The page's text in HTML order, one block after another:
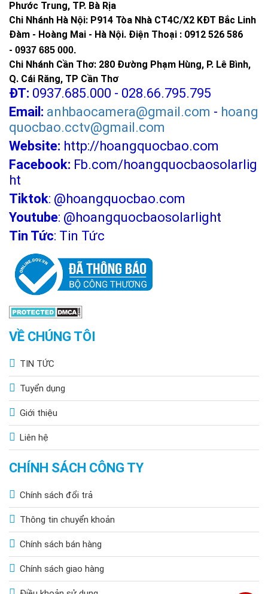
Phước Trung, TP. Bà Rịa
Chi Nhánh Hà Nội: P914 Tòa Nhà CT4C/X2 KĐT Bắc Linh
Đàm - Hoàng Mai - Hà Nội. Điện Thoại : 0912 526 586
- 0937 685 000.
Chi Nhánh Cần Thơ: 280 Đường Phạm Hùng, P. Lê Bình,
Q. Cái Răng, TP Cần Thơ
ĐT: 0937.685.000 - 028.66.795.795
Email: anhbaocamera@gmail.com - hoang
quocbao.cctv@gmail.com
Website: http://hoangquocbao.com
Facebook: Fb.com/hoangquocbaosolarlig
ht
Tiktok: @hoangquocbao.com
Youtube: @hoangquocbaosolarlight
Tin Tức: Tin Tức
VỀ CHÚNG TÔI
TIN TỨC
Tuyển dụng
Giới thiệu
Liên hệ
CHÍNH SÁCH CÔNG TY
Chính sách đổi trả
Thông tin chuyển khoản
Chính sách bán hàng
Chính sách giao hàng